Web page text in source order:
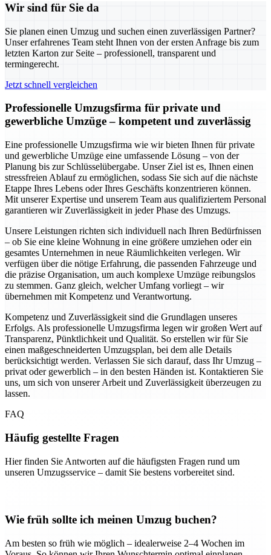
Wir sind für Sie da
Sie planen einen Umzug und suchen einen zuverlässigen Partner?
Unser erfahrenes Team steht Ihnen von der ersten Anfrage bis zum
letzten Karton zur Seite – professionell, transparent und
termingerecht.
Jetzt schnell vergleichen
Professionelle Umzugsfirma für private und
gewerbliche Umzüge – kompetent und zuverlässig
Eine professionelle Umzugsfirma wie wir bieten Ihnen für private
und gewerbliche Umzüge eine umfassende Lösung – von der
Planung bis zur Schlüsselübergabe. Unser Ziel ist es, Ihnen einen
stressfreien Ablauf zu ermöglichen, sodass Sie sich auf die nächste
Etappe Ihres Lebens oder Ihres Geschäfts konzentrieren können.
Mit unserer Expertise und unserem Team aus qualifiziertem Personal
garantieren wir Zuverlässigkeit in jeder Phase des Umzugs.
Unsere Leistungen richten sich individuell nach Ihren Bedürfnissen
– ob Sie eine kleine Wohnung in eine größere umziehen oder ein
gesamtes Unternehmen in neue Räumlichkeiten verlegen. Wir
verfügen über die nötige Erfahrung, die passenden Fahrzeuge und
die präzise Organisation, um auch komplexe Umzüge reibungslos
zu stemmen. Ganz gleich, welcher Umfang vorliegt – wir
übernehmen mit Kompetenz und Verantwortung.
Kompetenz und Zuverlässigkeit sind die Grundlagen unseres
Erfolgs. Als professionelle Umzugsfirma legen wir großen Wert auf
Transparenz, Pünktlichkeit und Qualität. So erstellen wir für Sie
einen maßgeschneiderten Umzugsplan, bei dem alle Details
berücksichtigt werden. Verlassen Sie sich darauf, dass Ihr Umzug –
privat oder gewerblich – in den besten Händen ist. Kontaktieren Sie
uns, um sich von unserer Arbeit und Zuverlässigkeit überzeugen zu
lassen.
FAQ
Häufig gestellte Fragen
Hier finden Sie Antworten auf die häufigsten Fragen rund um
unseren Umzugsservice – damit Sie bestens vorbereitet sind.
Wie früh sollte ich meinen Umzug buchen?
Am besten so früh wie möglich – idealerweise 2–4 Wochen im